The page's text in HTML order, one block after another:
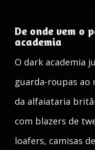
De onde vem o
academia
O dark academia
guarda-roupas ao
da alfaiataria
com blazers de
loafers, camisas